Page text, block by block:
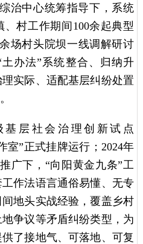
治中心统筹指导下，系统
村工作期间100余起典型
场村头院坝一线调解研讨
办法”系统整合、归纳升
实际、适配基层纠纷处置
基层社会治理创新试点
”正式挂牌运行；2024年
广下，“向阳黄金九条”工
作法语言通俗易懂、无专
地头实战经验，覆盖乡村
争议等矛盾纠纷类型，为
了接地气、可落地、可复